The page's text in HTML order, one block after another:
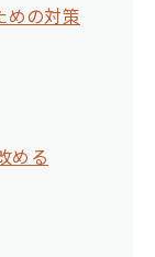
めの対策
める